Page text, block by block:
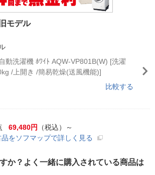
モデル
動洗濯機 ﾎﾜｲﾄ AQW-VP801B(W) [洗濯
/上開き /簡易乾燥(送風機能)]
比較する
69,480円 （税込）～
をソフマップで詳しく見る
か？よく一緒に購入されている商品は